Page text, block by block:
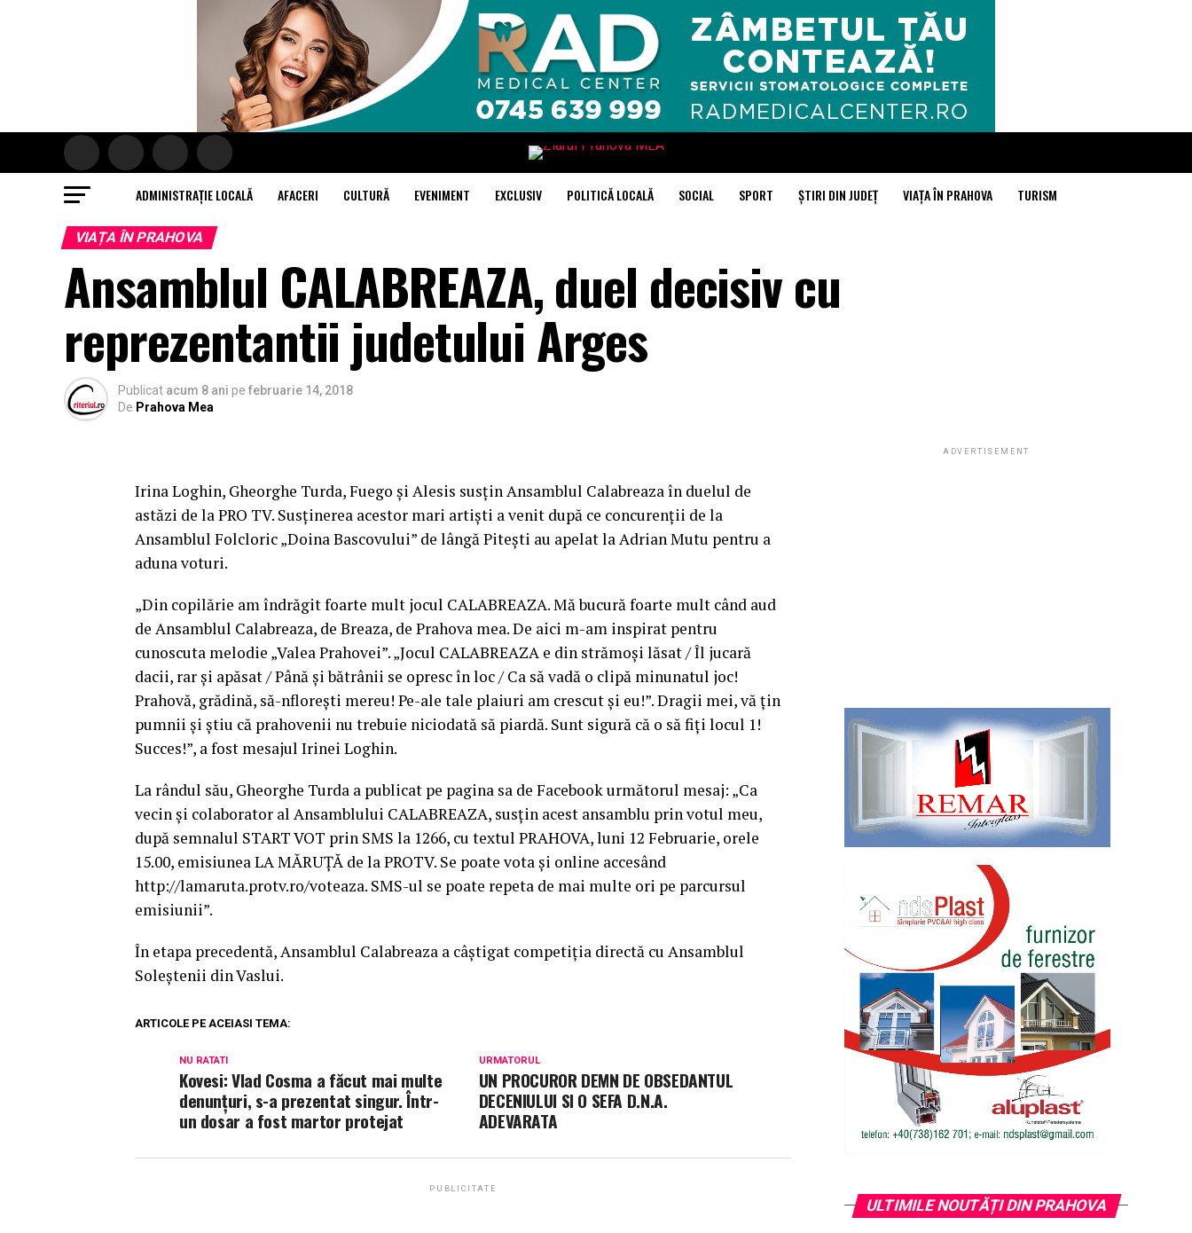
ADMINISTRAȚIE LOCALĂ AFACERI CULTURĂ EVENIMENT EXCLUSIV POLITICĂ LOCALĂ SOCIAL SPORT ȘTIRI DIN JUDEȚ VIAȚA ÎN PRAHOVA TURISM
VIAȚA ÎN PRAHOVA
Ansamblul CALABREAZA, duel decisiv cu
reprezentantii judetului Arges
Publicat acum 8 ani pe februarie 14, 2018
De Prahova Mea
Irina Loghin, Gheorghe Turda, Fuego și Alesis susțin Ansamblul Calabreaza în duelul de
astăzi de la PRO TV. Susținerea acestor mari artiști a venit după ce concurenții de la
Ansamblul Folcloric „Doina Bascovului” de lângă Pitești au apelat la Adrian Mutu pentru a
aduna voturi.
„Din copilărie am îndrăgit foarte mult jocul CALABREAZA. Mă bucură foarte mult când aud
de Ansamblul Calabreaza, de Breaza, de Prahova mea. De aici m-am inspirat pentru
cunoscuta melodie „Valea Prahovei”. „Jocul CALABREAZA e din strămoși lăsat / Îl jucară
dacii, rar și apăsat / Până și bătrânii se opresc în loc / Ca să vadă o clipă minunatul joc!
Prahovă, grădină, să-nflorești mereu! Pe-ale tale plaiuri am crescut și eu!”. Dragii mei, vă țin
pumnii și știu că prahovenii nu trebuie niciodată să piardă. Sunt sigură că o să fiți locul 1!
Succes!”, a fost mesajul Irinei Loghin.
La rândul său, Gheorghe Turda a publicat pe pagina sa de Facebook următorul mesaj: „Ca
vecin și colaborator al Ansamblului CALABREAZA, susțin acest ansamblu prin votul meu,
după semnalul START VOT prin SMS la 1266, cu textul PRAHOVA, luni 12 Februarie, orele
15.00, emisiunea LA MĂRUȚĂ de la PROTV. Se poate vota și online accesând
http://lamaruta.protv.ro/voteaza. SMS-ul se poate repeta de mai multe ori pe parcursul
emisiunii”.
În etapa precedentă, Ansamblul Calabreaza a câștigat competiția directă cu Ansamblul
Soleștenii din Vaslui.
ARTICOLE PE ACEIASI TEMA:
URMATORUL
UN PROCUROR DEMN DE OBSEDANTUL
DECENIULUI SI O SEFA D.N.A.
ADEVARATA
NU RATATI
Kovesi: Vlad Cosma a făcut mai multe
denunțuri, s-a prezentat singur. Într-
un dosar a fost martor protejat
PUBLICITATE
ADVERTISEMENT
ULTIMILE NOUTĂȚI DIN PRAHOVA